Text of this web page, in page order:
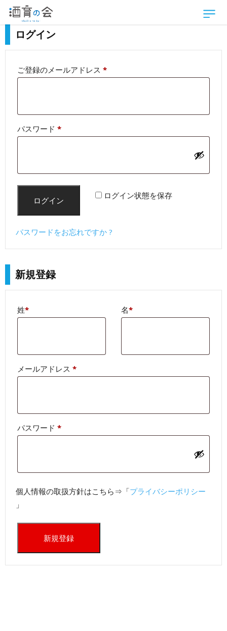
ログイン
ご登録のメールアドレス *必
パスワード *必
ログイン状態を保存
ログイン
パスワードをお忘れですか ?
新規登録
姓* 名*
メールアドレス *必
パスワード *必
個人情報の取扱方針はこちら⇒「プライバシーポリシー
」
新規登録